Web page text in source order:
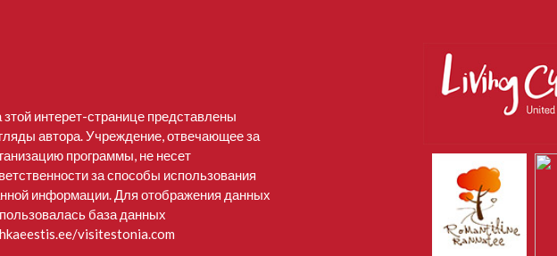
зтой интерет-странице представлены
автора. Учреждение, отвечающее за
программы, не несет
за способы использования
информации. Для отображения данных
база данных
visitestonia.com